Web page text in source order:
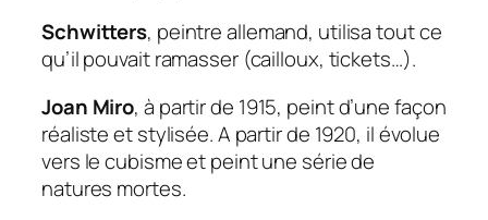
Schwitters, peintre allemand, utilisa tout ce
qu’il pouvait ramasser (cailloux, tickets…).
Joan Miro, à partir de 1915, peint d’une façon
réaliste et stylisée. A partir de 1920, il évolue
vers le cubisme et peint une série de
natures mortes.